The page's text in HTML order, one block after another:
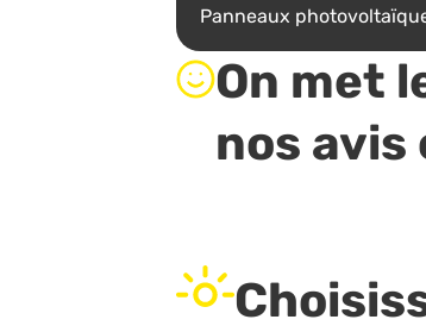
Panneaux
On met
nos avis